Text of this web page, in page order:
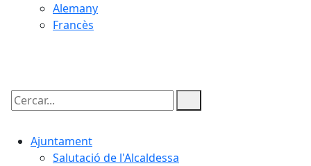
Alemany
Francès
Cercar:
Ajuntament
Salutació de l'Alcaldessa